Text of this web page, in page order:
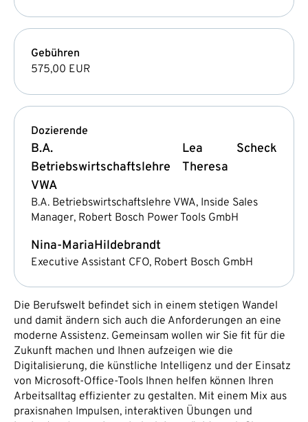
Gebühren
575,00 EUR
Dozierende
B.A.
Betriebswirtschaftslehre
VWA
Lea
Theresa
Scheck
B.A. Betriebswirtschaftslehre VWA, Inside Sales
Manager, Robert Bosch Power Tools GmbH
Nina-MariaHildebrandt
Executive Assistant CFO, Robert Bosch GmbH
Die Berufswelt befindet sich in einem stetigen Wandel
und damit ändern sich auch die Anforderungen an eine
moderne Assistenz. Gemeinsam wollen wir Sie fit für die
Zukunft machen und Ihnen aufzeigen wie die
Digitalisierung, die künstliche Intelligenz und der Einsatz
von Microsoft-Office-Tools Ihnen helfen können Ihren
Arbeitsalltag effizienter zu gestalten. Mit einem Mix aus
praxisnahen Impulsen, interaktiven Übungen und